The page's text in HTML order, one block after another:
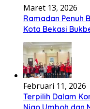
Maret 13, 2026
Ramadan Penuh
Kota Bekasi
Februari 11, 2026
Terpilih Dalam